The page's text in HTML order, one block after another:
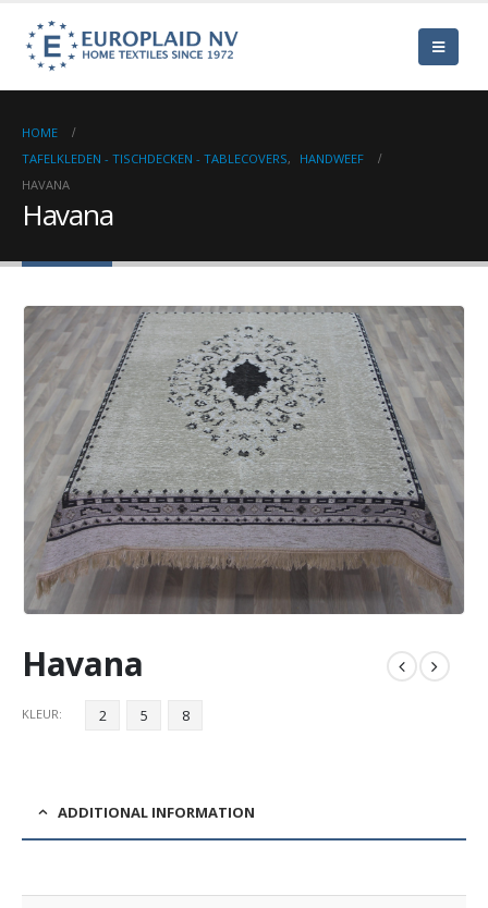
HOME
TAFELKLEDEN - TISCHDECKEN - TABLECOVERS,
HANDWEEF
HAVANA
Havana
Havana
KLEUR 2 5 8
ADDITIONAL INFORMATION